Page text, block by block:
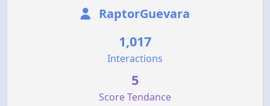
RaptorGuevara
1,017
Interactions
5
Score Tendance